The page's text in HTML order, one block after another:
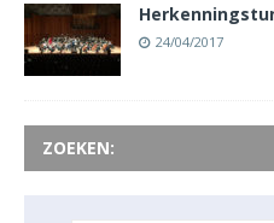
24/04/2017
ZOEKEN: